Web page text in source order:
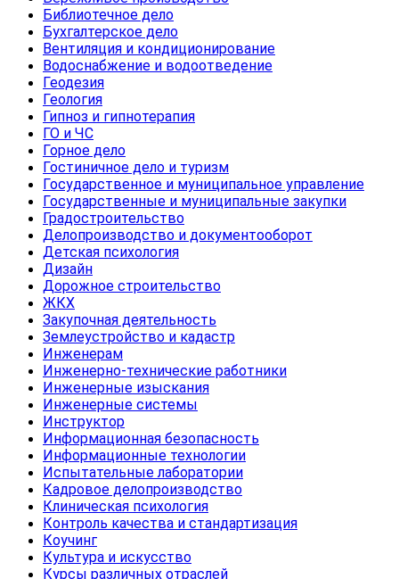
Библиотечное дело
Бухгалтерское дело
Вентиляция и кондиционирование
Водоснабжение и водоотведение
Геодезия
Геология
Гипноз и гипнотерапия
ГО и ЧС
Горное дело
Гостиничное дело и туризм
Государственное и муниципальное управление
Государственные и муниципальные закупки
Градостроительство
Делопроизводство и документооборот
Детская психология
Дизайн
Дорожное строительство
ЖКХ
Закупочная деятельность
Землеустройство и кадастр
Инженерам
Инженерно-технические работники
Инженерные изыскания
Инженерные системы
Инструктор
Информационная безопасность
Информационные технологии
Испытательные лаборатории
Кадровое делопроизводство
Клиническая психология
Контроль качества и стандартизация
Коучинг
Культура и искусство
Курсы различных отраслей